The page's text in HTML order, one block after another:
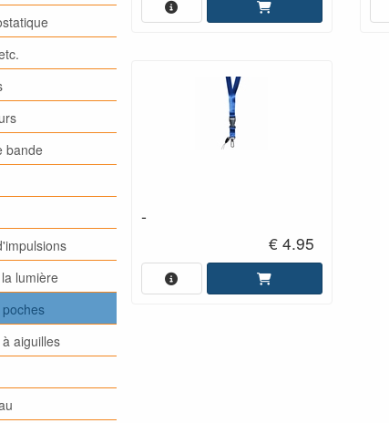
bande
lumière
aiguilles
-
€ 4.95